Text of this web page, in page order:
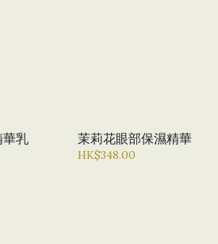
華乳 茉莉花眼部保濕精華
HK$348.00